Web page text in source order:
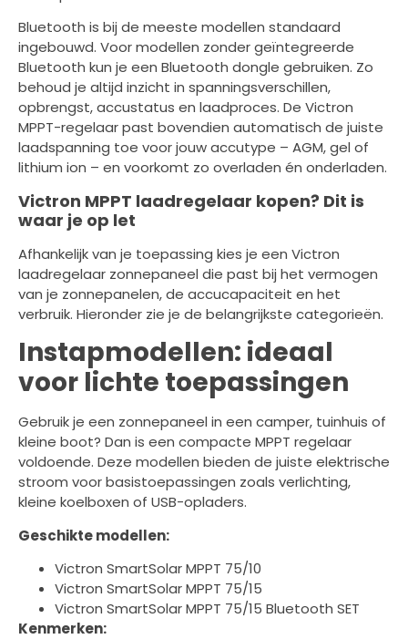
Bluetooth is bij de meeste modellen standaard
ingebouwd. Voor modellen zonder geïntegreerde
Bluetooth kun je een Bluetooth dongle gebruiken. Zo
behoud je altijd inzicht in spanningsverschillen,
opbrengst, accustatus en laadproces. De Victron
MPPT-regelaar past bovendien automatisch de juiste
laadspanning toe voor jouw accutype – AGM, gel of
lithium ion – en voorkomt zo overladen én onderladen.
Victron MPPT laadregelaar kopen? Dit is
waar je op let
Afhankelijk van je toepassing kies je een Victron
laadregelaar zonnepaneel die past bij het vermogen
van je zonnepanelen, de accucapaciteit en het
verbruik. Hieronder zie je de belangrijkste categorieën.
Instapmodellen: ideaal
voor lichte toepassingen
Gebruik je een zonnepaneel in een camper, tuinhuis of
kleine boot? Dan is een compacte MPPT regelaar
voldoende. Deze modellen bieden de juiste elektrische
stroom voor basistoepassingen zoals verlichting,
kleine koelboxen of USB-opladers.
Geschikte modellen:
Victron SmartSolar MPPT 75/10
Victron SmartSolar MPPT 75/15
Victron SmartSolar MPPT 75/15 Bluetooth SET
Kenmerken: